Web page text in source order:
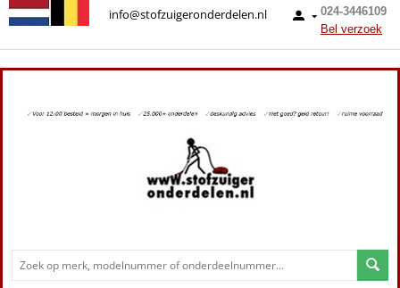
024-3446109
Bel verzoek
info@stofzuigeronderdelen.nl